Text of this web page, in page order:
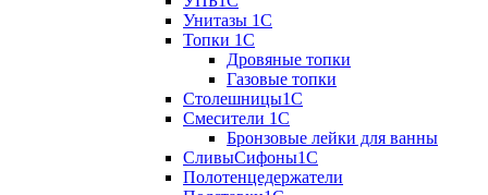
Унитазы 1С
Топки 1С
Дровяные топки
Газовые топки
Столешницы1С
Смесители 1С
Бронзовые лейки для ванны
СливыСифоны1С
Полотенцедержатели